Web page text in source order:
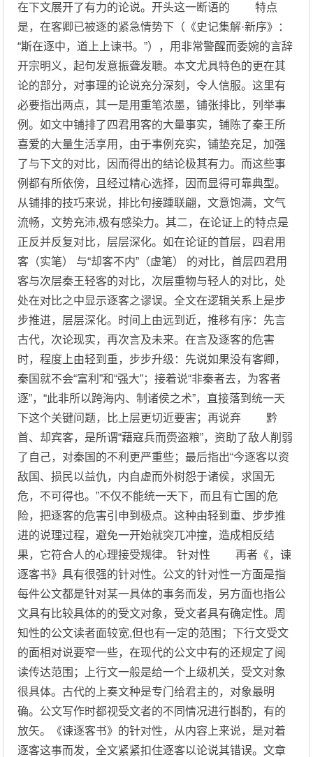
在下文展开了有力的论说。开头这一断语的 特点
是，在客卿已被逐的紧急情势下（《史记集解·新序》：
“斯在逐中，道上上谏书。”），用非常警醒而委婉的言辞
开宗明义，起句发意振聋发聩。本文尤具特色的更在其
论的部分，对事理的论说充分深刻，令人信服。这里有
必要指出两点，其一是用重笔浓墨，铺张排比，列举事
例。如文中铺排了四君用客的大量事实，铺陈了秦王所
喜爱的大量生活享用，由于事例充实，铺垫充足，加强
了与下文的对比，因而得出的结论极其有力。而这些事
例都有所依傍，且经过精心选择，因而显得可靠典型。
从铺排的技巧来说，排比句接踵联翩，文意饱满，文气
流畅，文势充沛,极有感染力。其二，在论证上的特点是
正反并反复对比，层层深化。如在论证的首层，四君用
客（实笔） 与“却客不内”（虚笔） 的对比，首层四君用
客与次层秦王轻客的对比，次层重物与轻人的对比，处
处在对比之中显示逐客之谬误。全文在逻辑关系上是步
步推进，层层深化。时间上由远到近，推移有序：先言
古代，次论现实，再次言及未来。在言及逐客的危害
时，程度上由轻到重，步步升级：先说如果没有客卿，
秦国就不会“富利”和“强大”；接着说“非秦者去，为客者
逐”，“此非所以跨海内、制诸侯之术”，直接落到统一天
下这个关键问题，比上层更切近要害；再说弃 黔
首、却宾客，是所谓“藉寇兵而赍盗粮”，资助了敌人削弱
了自己，对秦国的不利更严重些；最后指出“今逐客以资
敌国、损民以益仇，内自虚而外树怨于诸侯，求国无
危，不可得也。”不仅不能统一天下，而且有亡国的危
险，把逐客的危害引申到极点。这种由轻到重、步步推
进的说理过程，避免一开始就突兀冲撞，造成相反结
果，它符合人的心理接受规律。 针对性 再者《，谏
逐客书》具有很强的针对性。公文的针对性一方面是指
每件公文都是针对某一具体的事务而发，另方面也指公
文具有比较具体的的受文对象，受文者具有确定性。周
知性的公文读者面较宽,但也有一定的范围；下行文受文
的面相对说要窄一些，在现代的公文中有的还规定了阅
读传达范围；上行文一般是给一个上级机关，受文对象
很具体。古代的上奏文种是专门给君主的，对象最明
确。公文写作时都视受文者的不同情况进行斟酌，有的
放矢。《谏逐客书》的针对性，从内容上来说，是对着
逐客这事而发，全文紧紧扣住逐客以论说其错误。文章